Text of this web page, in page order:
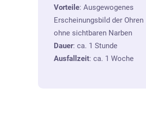
Vorteile: Ausgewogenes
Erscheinungsbild der Ohren
ohne sichtbaren Narben
Dauer: ca. 1 Stunde
Ausfallzeit: ca. 1 Woche